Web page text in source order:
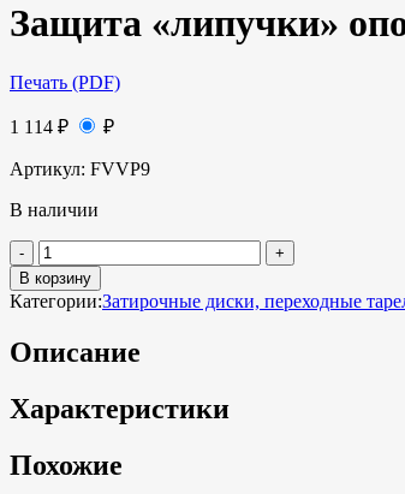
Защита «липучки»
Печать (PDF)
1 114 ₽ ₽
Артикул: FVVP9
В наличии
В корзину
Категории:Затирочные диски, переходные
Описание
Характеристики
Похожие